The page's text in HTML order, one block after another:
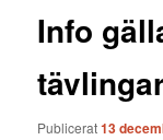
Info
Publicerat13